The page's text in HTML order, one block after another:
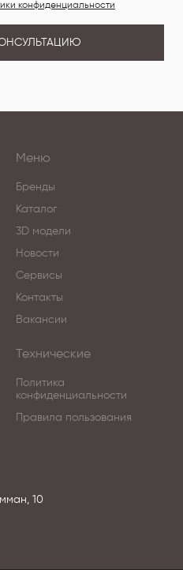
конфиденциальности
Меню
Бренды
Каталог
3D модели
Новости
Сервисы
Контакты
Вакансии
Технические
Политика
конфиденциальности
Правила пользования
10